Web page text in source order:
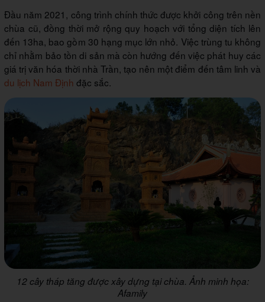
Đầu năm 2021, công trình chính thức được khởi công trên nền
chùa cũ, đồng thời mở rộng quy hoạch với tổng diện tích lên
đến 13ha, bao gồm 30 hạng mục lớn nhỏ. Việc trùng tu không
chỉ nhằm bảo tồn di sản mà còn hướng đến việc phát huy các
giá trị văn hóa thời nhà Trần, tạo nên một điểm đến tâm linh và
du lịch Nam Định đặc sắc.
12 cây tháp tăng được xây dựng tại chùa. Ảnh minh họa:
Afamily